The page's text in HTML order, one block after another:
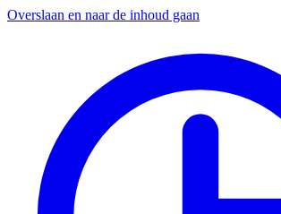
Overslaan en naar de inhoud gaan